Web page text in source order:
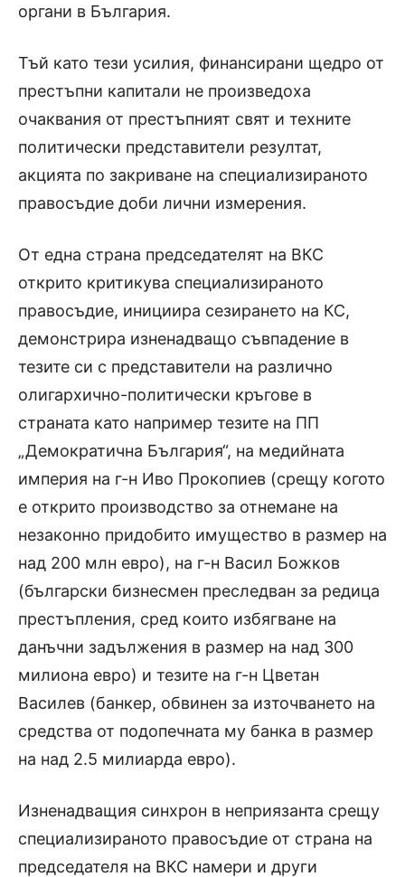
органи в България.
Тъй като тези усилия, финансирани щедро от
престъпни капитали не произведоха
очаквания от престъпният свят и техните
политически представители резултат,
акцията по закриване на специализираното
правосъдие доби лични измерения.
От една страна председателят на ВКС
открито критикува специализираното
правосъдие, инициира сезирането на КС,
демонстрира изненадващо съвпадение в
тезите си с представители на различно
олигархично-политически кръгове в
страната като например тезите на ПП
„Демократична България“, на медийната
империя на г-н Иво Прокопиев (срещу когото
е открито производство за отнемане на
незаконно придобито имущество в размер на
над 200 млн евро), на г-н Васил Божков
(български бизнесмен преследван за редица
престъпления, сред които избягване на
данъчни задължения в размер на над 300
милиона евро) и тезите на г-н Цветан
Василев (банкер, обвинен за източването на
средства от подопечната му банка в размер
на над 2.5 милиарда евро).
Изненадващия синхрон в неприязанта срещу
специализираното правосъдие от страна на
председателя на ВКС намери и други